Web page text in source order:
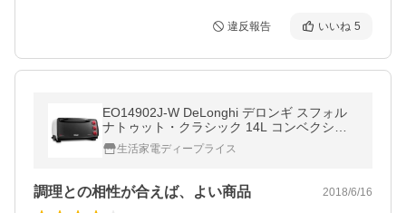
違反報告 いいね 5
EO14902J-W DeLonghi デロンギ スフォル
ナトゥット・クラシック 14L コンベクショ
ンオーブン ホワイト
生活家電ディープライス
調理との相性が合えば、よい商品 2018/6/16